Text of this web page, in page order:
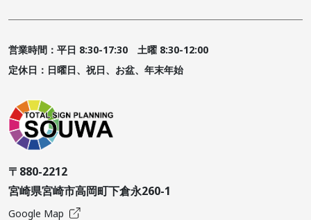
〒880-2212
宮崎県宮崎市高岡町下倉永260-1
Google Map
営業時間：平日 8:30-17:30 土曜 8:30-12:00
定休日：日曜日、祝日、お盆、年末年始